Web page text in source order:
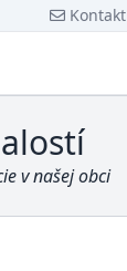
Kontakt
v našej obci